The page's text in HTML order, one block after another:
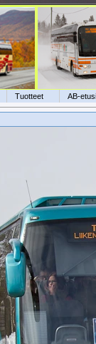
Tuotteet AB-